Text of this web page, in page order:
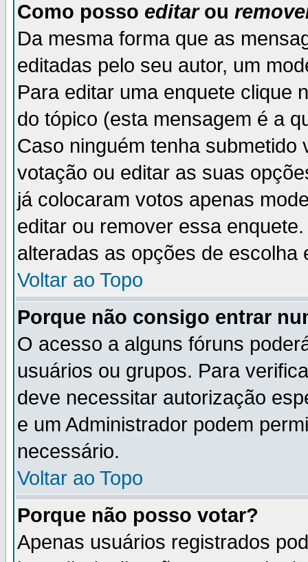
Como posso editarou
Da mesma forma que as
editadas pelo seu autor, um
Para editar uma enquete clique
do tópico (esta mensagem é a
Caso ninguém tenha
votação ou editar as suas
já colocaram votos apenas
editar ou remover essa
alteradas as opções de escolha
Voltar ao Topo
Porque não consigo entrar
O acesso a alguns fóruns
usuários ou grupos. Para
deve necessitar autorização
e um Administrador podem
necessário.
Voltar ao Topo
Porque não posso votar?
Apenas usuários registrados